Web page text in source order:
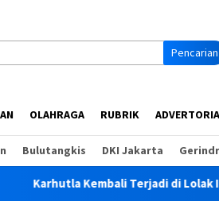
Pencarian
OLAHRAGA RUBRIK
Bulutangkis DKI Jakarta
Kembali Terjadi di Lolak II, Tim